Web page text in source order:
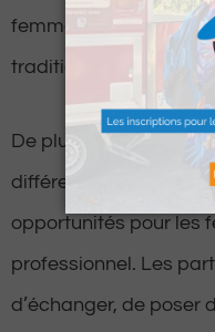
femmes évoluant
traditionnellement
De plus, une table
différents secteurs
opportunités pour les
professionnel. Les
d’échanger, de poser